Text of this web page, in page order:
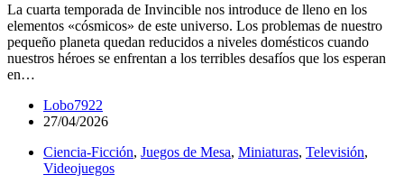
La cuarta temporada de Invincible nos introduce de lleno en los
elementos «cósmicos» de este universo. Los problemas de nuestro
pequeño planeta quedan reducidos a niveles domésticos cuando
nuestros héroes se enfrentan a los terribles desafíos que los esperan
en…
Lobo7922
27/04/2026
Ciencia-Ficción, Juegos de Mesa, Miniaturas, Televisión,
Videojuegos